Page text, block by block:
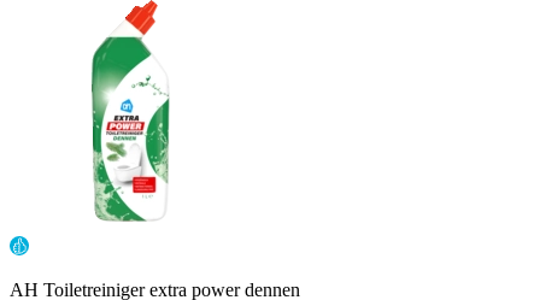
AH Toiletreiniger extra power dennen